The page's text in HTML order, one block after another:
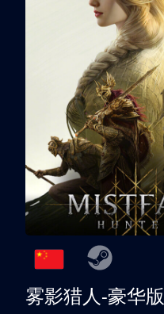
雾影猎人-豪华版